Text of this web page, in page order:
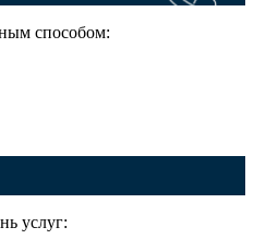
способом:
услуг: